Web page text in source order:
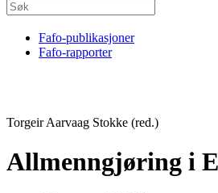
Fafo-publikasjoner
Fafo-rapporter
Torgeir Aarvaag Stokke (red.)
Allmenngjøring i